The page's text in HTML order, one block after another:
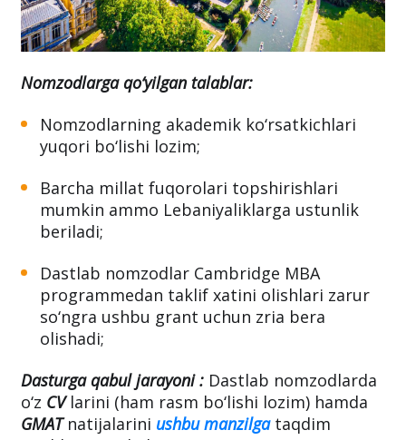
Nomzodlarga qo‘yilgan talablar:
Nomzodlarning akademik ko‘rsatkichlari
yuqori bo‘lishi lozim;
mumkin ammo Lebaniyaliklarga ustunlik
beriladi;
Dastlab nomzodlar Cambridge MBA
so‘ngra ushbu grant uchun zria bera
olishadi;